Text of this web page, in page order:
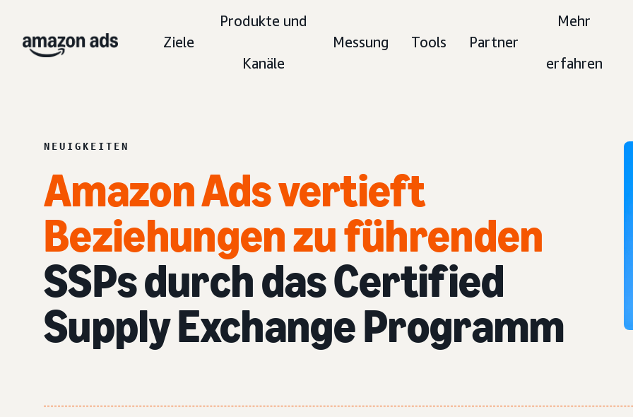
Ziele
Produkte und
Kanäle
Messung Tools Partner
Mehr
erfahren
NEUIGKEITEN
Amazon Ads vertieft
Beziehungen zu führenden
SSPs durch das Certified
Supply Exchange Programm